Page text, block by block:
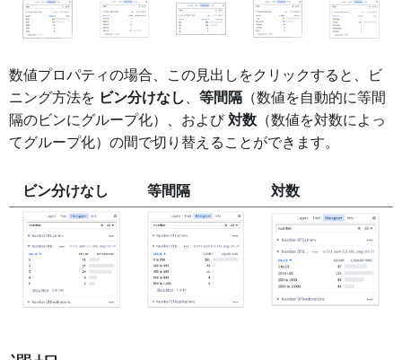
数値プロパティの場合、この見出しをクリックすると、ビ
ニング方法を
ビン分けなし 等間隔 （数値を自動的に等間
隔のビンにグループ化）、および対数 （数値を対数によっ
てグループ化）の間で切り替えることができます。
ビン分けなし 等間隔 対数